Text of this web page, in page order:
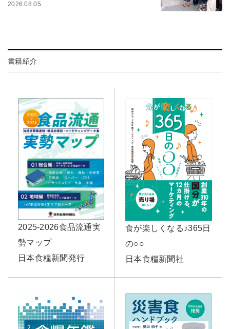
2026.08.05
書籍紹介
2025-2026食品流通実
勢マップ
日本食糧新聞発行
食が楽しくなる♪365日
の○○
日本食糧新聞社